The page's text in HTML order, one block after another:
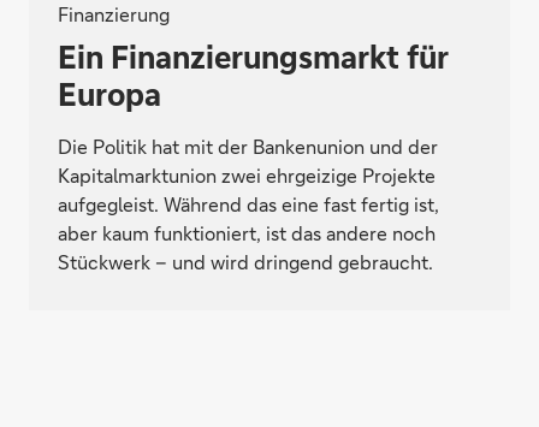
Finanzierung
Ein Finanzierungsmarkt für
Europa
Die Politik hat mit der Bankenunion und der
Kapitalmarktunion zwei ehrgeizige Projekte
aufgegleist. Während das eine fast fertig ist,
aber kaum funktioniert, ist das andere noch
Stückwerk – und wird dringend gebraucht.